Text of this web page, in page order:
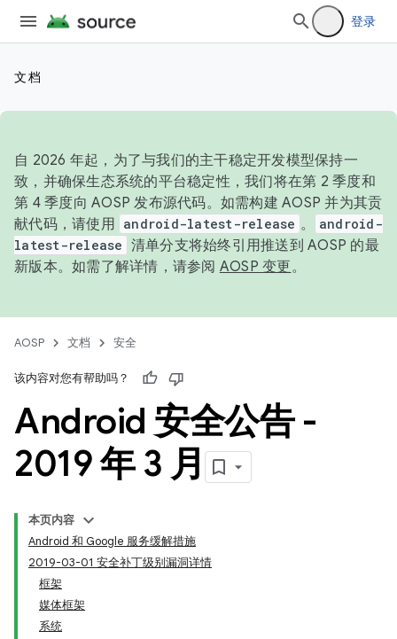
登录
文档
自 2026 年起，为了与我们的主干稳定开发模型保持一
致，并确保生态系统的平台稳定性，我们将在第 2 季度和
第 4 季度向 AOSP 发布源代码。如需构建 AOSP 并为其贡
献代码，请使用 android-latest-release 。
android-
latest-release 清单分支将始终引用推送到 AOSP 的最
新版本。如需了解详情，请参阅 AOSP 变更。
AOSP 文档 安全
该内容对您有帮助吗？
Android 安全公告 -
2019 年 3 月
本页内容
Android 和 Google 服务缓解措施
2019-03-01 安全补丁级别漏洞详情
框架
媒体框架
系统